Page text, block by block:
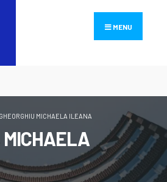
MENU
GHEORGHIU MICHAELA ILEANA
MICHAELA